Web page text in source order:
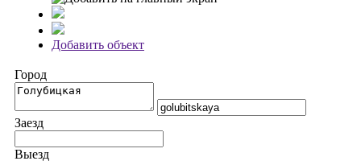
Добавить объект
Город
Заезд
Выезд